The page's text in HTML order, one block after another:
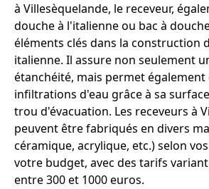
à Villesèquelande, le receveur,
douche à l'italienne ou bac à
éléments clés dans la construction
italienne. Il assure non seulement
étanchéité, mais permet également
infiltrations d'eau grâce à sa
trou d'évacuation. Les receveurs à
peuvent être fabriqués en divers
céramique, acrylique, etc.) selon
votre budget, avec des tarifs
entre 300 et 1000 euros.